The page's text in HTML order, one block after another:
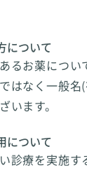
について
るお薬につい
はなく一般
います。
について
診療を実施